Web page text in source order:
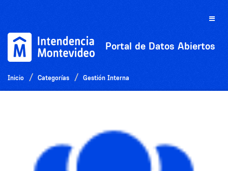
Toggle
Portal de Datos Abiertos
Inicio Categorías Gestión Interna